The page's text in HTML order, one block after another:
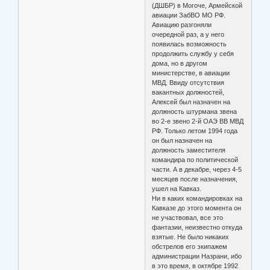
(ДШБР) в Могоче, Армейской
авиации ЗабВО МО РФ.
Авиацию разгоняли
очередной раз, а у него
появилась возможность
продолжить службу у себя
дома, но в другом
министерстве, в авиации
МВД. Ввиду отсутствия
вакантных должностей,
Алексей был назначен на
должность штурмана звена
во 2-е звено 2-й ОАЭ ВВ МВД
РФ. Только летом 1994 года
он был назначен на
должность заместителя
командира по политической
части. А в декабре, через 4-5
месяцев после назначения,
ушел на Кавказ.
Ни в каких командировках на
Кавказе до этого момента он
не участвовал, все это
фантазии, неизвестно откуда
взятые. Не было никаких
обстрелов его экипажем
администрации Назрани, ибо
в это время, в октябре 1992